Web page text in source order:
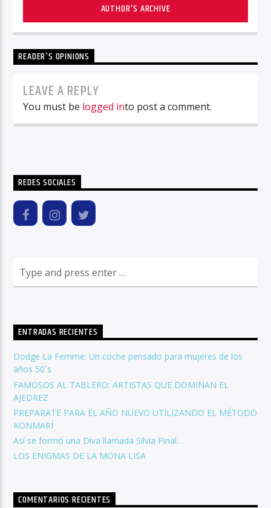
AUTHOR'S ARCHIVE
READER'S OPINIONS
LEAVE A REPLY
You must be logged into post a comment.
REDES SOCIALES
ENTRADAS RECIENTES
Dodge La Femme: Un coche pensado para mujeres de los
años 50´s
FAMOSOS AL TABLERO: ARTISTAS QUE DOMINAN EL
AJEDREZ
PREPARATE PARA EL AÑO NUEVO UTILIZANDO EL MÉTODO
KONMARÍ
Así se formó una Diva llamada Silvia Pinal…
LOS ENIGMAS DE LA MONA LISA
COMENTARIOS RECIENTES